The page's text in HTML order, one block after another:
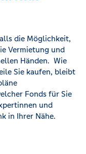
die Möglichkeit,
Vermietung und
Händen. Wie
Sie kaufen, bleibt
Fonds für Sie
und
in Ihrer Nähe.